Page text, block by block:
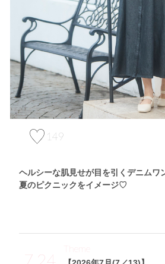
149
ヘルシーな肌見せが目を引くデニムワ
夏のピクニックをイメージ♡
7.24
Theme